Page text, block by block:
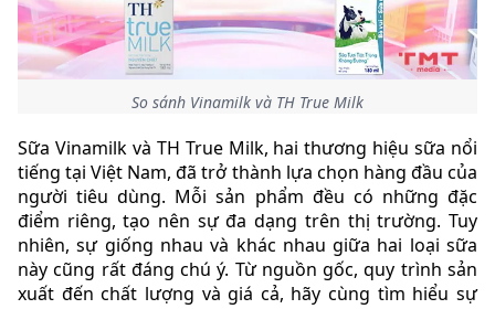
So sánh Vinamilk và TH True Milk
Sữa Vinamilk và TH True Milk, hai thương hiệu sữa nổi
tiếng tại Việt Nam, đã trở thành lựa chọn hàng đầu của
người tiêu dùng. Mỗi sản phẩm đều có những đặc
điểm riêng, tạo nên sự đa dạng trên thị trường. Tuy
nhiên, sự giống nhau và khác nhau giữa hai loại sữa
này cũng rất đáng chú ý. Từ nguồn gốc, quy trình sản
xuất đến chất lượng và giá cả, hãy cùng tìm hiểu sự